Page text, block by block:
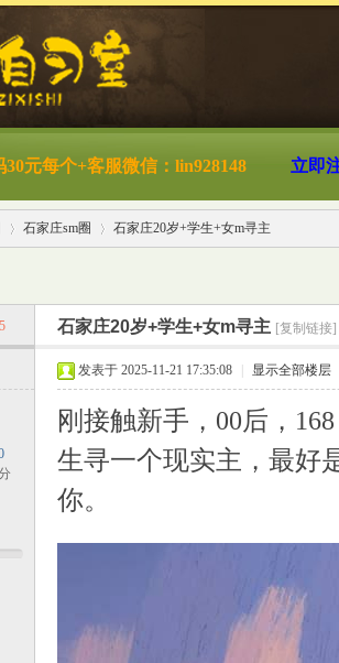
30元每个+客服微信：lin928148 立即
›
石家庄sm圈
›
石家庄20岁+学生+女m寻主
5 石家庄20岁+学生+女m寻主 [复制链接]
发表于 2025-11-21 17:35:08 显示全部楼层
刚接触新手，00后，
生寻一个现实主，最好
你。